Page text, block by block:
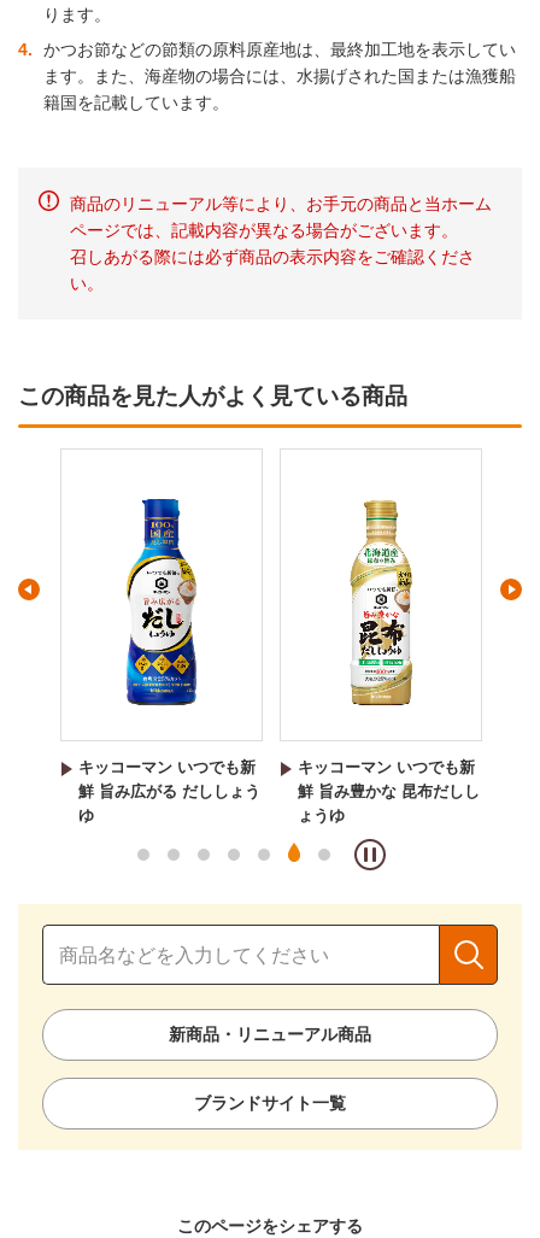
ります。
4
かつお節などの節類の原料原産地は、最終加工地を表示してい
ます。また、海産物の場合には、水揚げされた国または漁獲船
籍国を記載しています。
商品のリニューアル等により、お手元の商品と当ホーム
ページでは、記載内容が異なる場合がございます。
召しあがる際には必ず商品の表示内容をご確認くださ
い。
この商品を見た人がよく見ている商品
キッコーマン いつでも新
鮮 旨み広がる だししょう
ゆ
キッコーマン いつでも新
鮮 旨み豊かな 昆布だしし
ょうゆ
新商品・リニューアル商品
ブランドサイト一覧
このページをシェアする